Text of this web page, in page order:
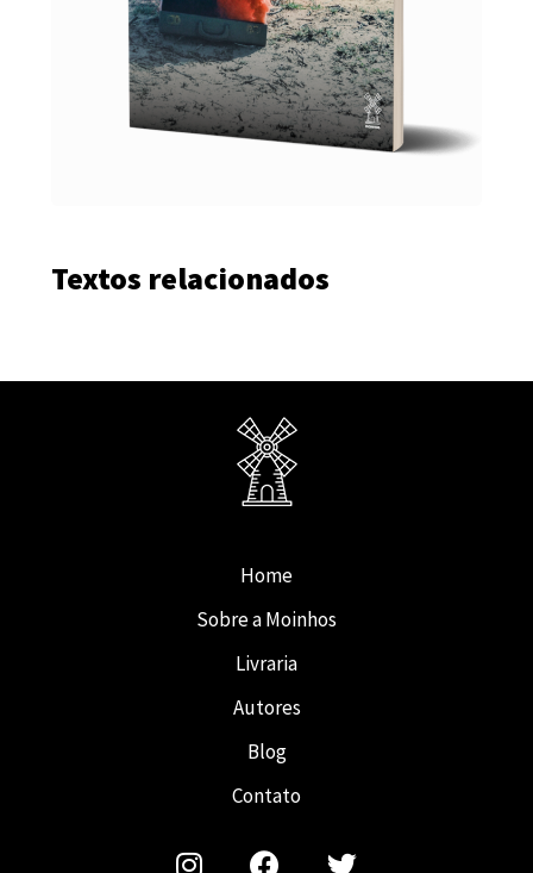
Textos relacionados
Home
Sobre a Moinhos
Livraria
Autores
Blog
Contato